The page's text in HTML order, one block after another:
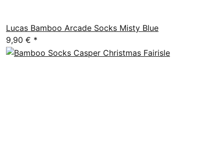
Lucas Bamboo Arcade Socks Misty Blue
9,90 € *